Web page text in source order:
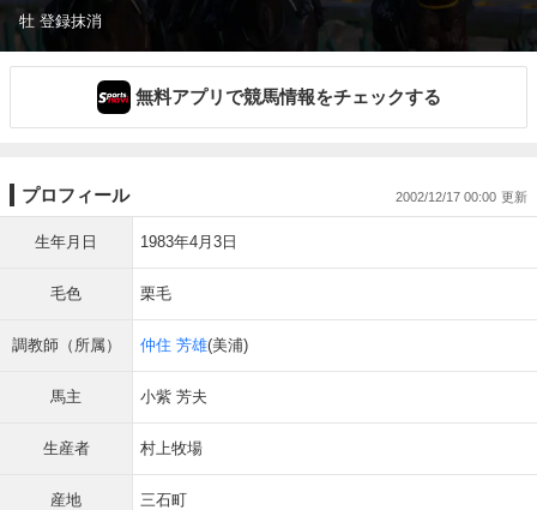
牡 登録抹消
無料アプリで競馬情報をチェックする
プロフィール 2002/12/17 00:00
生年月日 1983年4月3日
毛色 栗毛
調教師（所属） 仲住 芳雄(美浦)
馬主 小紫 芳夫
生産者 村上牧場
産地 三石町